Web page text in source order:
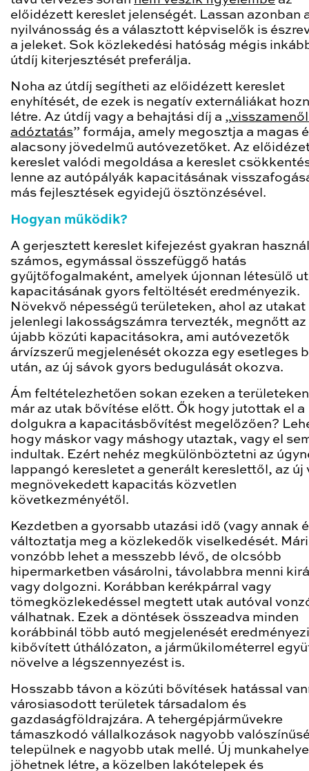
előidézett kereslet jelenségét. Lassan azonban
nyilvánosság és a választott képviselők is
a jeleket. Sok közlekedési hatóság mégis
útdíj kiterjesztését preferálja.
Noha az útdíj segítheti az előidézett kereslet
enyhítését, de ezek is negatív externáliákat
létre. Az útdíj vagy a behajtási díj a „
adóztatás” formája, amely megosztja a magas
alacsony jövedelmű autóvezetőket. Az
kereslet valódi megoldása a kereslet
lenne az autópályák kapacitásának
más fejlesztések egyidejű ösztönzésével.
Hogyan működik?
A gerjesztett kereslet kifejezést gyakran
számos, egymással összefüggő hatás
gyűjtőfogalmaként, amelyek újonnan létesülő
kapacitásának gyors feltöltését eredményezik.
Növekvő népességű területeken, ahol az utakat
jelenlegi lakosságszámra tervezték, megnőtt az
újabb közúti kapacitásokra, ami autóvezetők
árvízszerű megjelenését okozza egy esetleges
után, az új sávok gyors bedugulását okozva.
Ám feltételezhetően sokan ezeken a
már az utak bővítése előtt. Ők hogy jutottak el a
dolgukra a kapacitásbővítést megelőzően?
hogy máskor vagy máshogy utaztak, vagy el
indultak. Ezért nehéz megkülönböztetni az
lappangó keresletet a generált kereslettől, az új
megnövekedett kapacitás közvetlen
következményétől.
Kezdetben a gyorsabb utazási idő (vagy annak
változtatja meg a közlekedők viselkedését.
vonzóbb lehet a messzebb lévő, de olcsóbb
hipermarketben vásárolni, távolabbra menni
vagy dolgozni. Korábban kerékpárral vagy
tömegközlekedéssel megtett utak autóval
válhatnak. Ezek a döntések összeadva minden
korábbinál több autó megjelenését
kibővített úthálózaton, a járműkilométerrel
növelve a légszennyezést is.
Hosszabb távon a közúti bővítések hatással
városiasodott területek társadalom és
gazdaságföldrajzára. A tehergépjárművekre
támaszkodó vállalkozások nagyobb
települnek e nagyobb utak mellé. Új
jöhetnek létre, a közelben lakótelepek és